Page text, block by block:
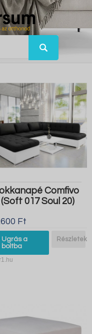
Comfivo
(Soft 017 Soul 20)
Ft
Ugrás a
boltba
Részletek